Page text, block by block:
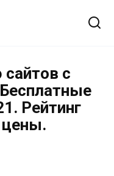
с
Рейтинг
цены.